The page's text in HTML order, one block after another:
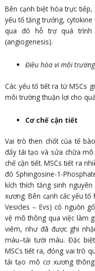
Bên cạnh biệt hóa trực
yếu tố tăng trưởng,
qua đó hỗ trợ quá trình
(angiogenesis).
Điều hòa vi môi
Các yếu tố tiết ra từ MSCs
môi trường thuận lợi cho
Cơ chế cận tiết
Vai trò then chốt của tế
đẩy tái tạo và sửa chữa
chế cận tiết. MSCs tiết ra
đó Sphingosine-1-
kích thích tăng sinh
xương. Bên cạnh các yếu
Vesicles – Evs) có nguồn
vệ mô thông qua việc làm
viêm, như đã được ghi
máu–tái tưới máu. Đặc
MSCs tiết ra, đóng vai trò
tái tạo mô cơ xương